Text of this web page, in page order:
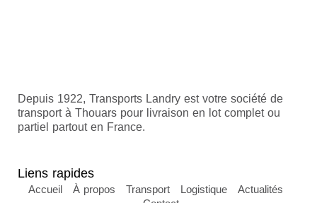
Depuis 1922, Transports Landry est votre société de
transport à Thouars pour livraison en lot complet ou
partiel partout en France.
Liens rapides
Accueil À propos Transport Logistique
Actualités